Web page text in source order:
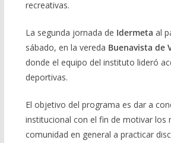
recreativas.
La segunda jornada de Idermeta al
sábado, en la vereda Buenavista de
donde el equipo del instituto lideró
deportivas.
El objetivo del programa es dar a
institucional con el fin de motivar los
comunidad en general a practicar